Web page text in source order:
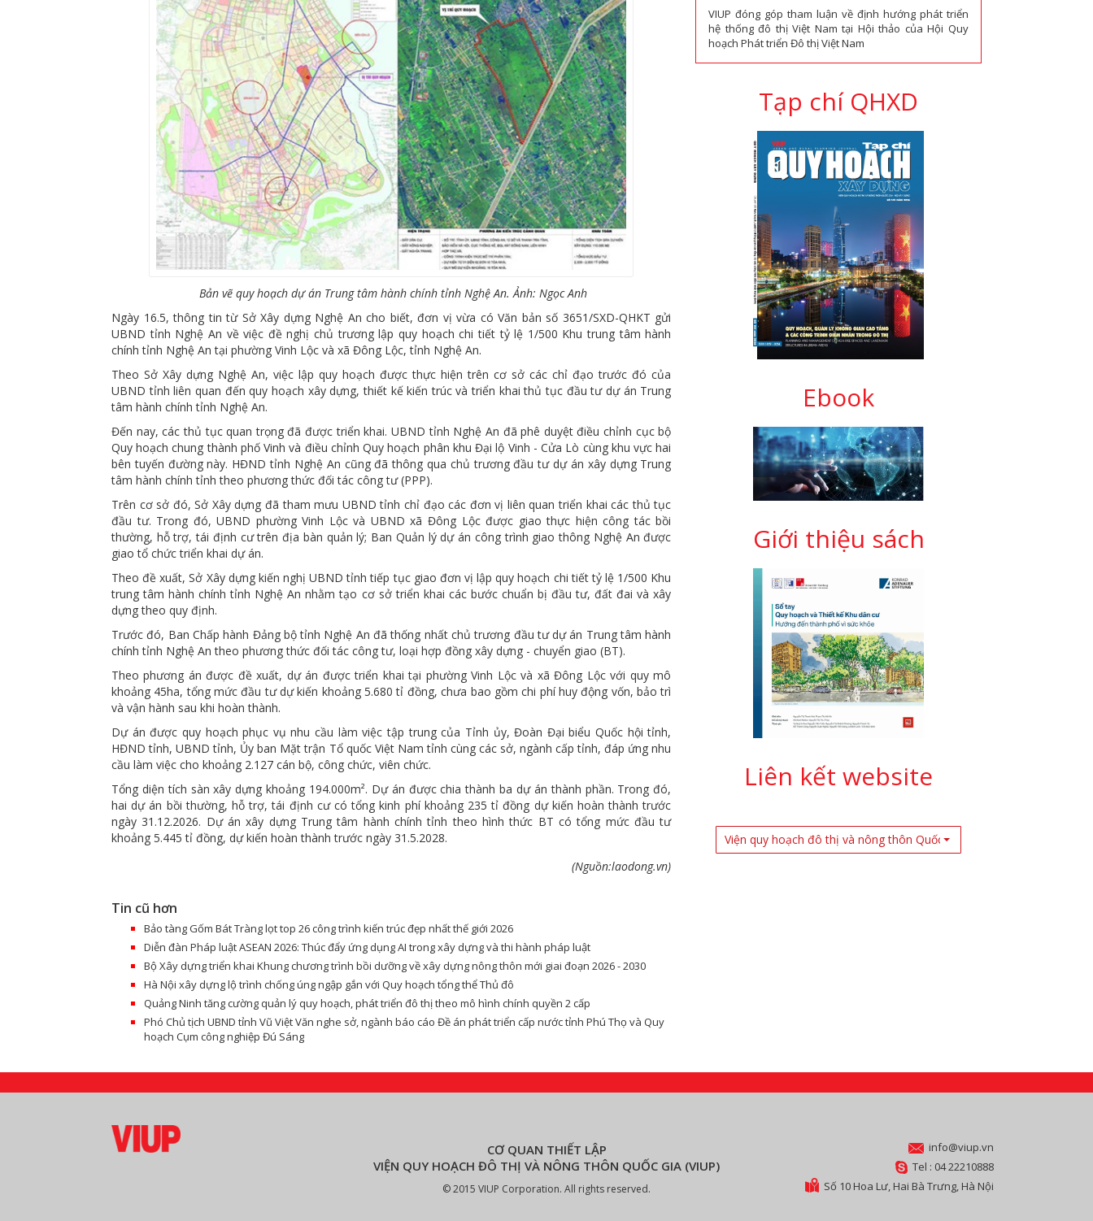
Bản vẽ quy hoạch dự án Trung tâm hành chính tỉnh Nghệ An. Ảnh: Ngọc Anh
Ngày 16.5, thông tin từ Sở Xây dựng Nghệ An cho biết, đơn vị vừa có Văn bản số 3651/SXD-QHKT gửi
UBND tỉnh Nghệ An về việc đề nghị chủ trương lập quy hoạch chi tiết tỷ lệ 1/500 Khu trung tâm hành
chính tỉnh Nghệ An tại phường Vinh Lộc và xã Đông Lộc, tỉnh Nghệ An.
Theo Sở Xây dựng Nghệ An, việc lập quy hoạch được thực hiện trên cơ sở các chỉ đạo trước đó của
UBND tỉnh liên quan đến quy hoạch xây dựng, thiết kế kiến trúc và triển khai thủ tục đầu tư dự án Trung
tâm hành chính tỉnh Nghệ An.
Đến nay, các thủ tục quan trọng đã được triển khai. UBND tỉnh Nghệ An đã phê duyệt điều chỉnh cục bộ
Quy hoạch chung thành phố Vinh và điều chỉnh Quy hoạch phân khu Đại lộ Vinh - Cửa Lò cùng khu vực hai
bên tuyến đường này. HĐND tỉnh Nghệ An cũng đã thông qua chủ trương đầu tư dự án xây dựng Trung
tâm hành chính tỉnh theo phương thức đối tác công tư (PPP).
Trên cơ sở đó, Sở Xây dựng đã tham mưu UBND tỉnh chỉ đạo các đơn vị liên quan triển khai các thủ tục
đầu tư. Trong đó, UBND phường Vinh Lộc và UBND xã Đông Lộc được giao thực hiện công tác bồi
thường, hỗ trợ, tái định cư trên địa bàn quản lý; Ban Quản lý dự án công trình giao thông Nghệ An được
giao tổ chức triển khai dự án.
Theo đề xuất, Sở Xây dựng kiến nghị UBND tỉnh tiếp tục giao đơn vị lập quy hoạch chi tiết tỷ lệ 1/500 Khu
trung tâm hành chính tỉnh Nghệ An nhằm tạo cơ sở triển khai các bước chuẩn bị đầu tư, đất đai và xây
dựng theo quy định.
Trước đó, Ban Chấp hành Đảng bộ tỉnh Nghệ An đã thống nhất chủ trương đầu tư dự án Trung tâm hành
chính tỉnh Nghệ An theo phương thức đối tác công tư, loại hợp đồng xây dựng - chuyển giao (BT).
Theo phương án được đề xuất, dự án được triển khai tại phường Vinh Lộc và xã Đông Lộc với quy mô
khoảng 45ha, tổng mức đầu tư dự kiến khoảng 5.680 tỉ đồng, chưa bao gồm chi phí huy động vốn, bảo trì
và vận hành sau khi hoàn thành.
Dự án được quy hoạch phục vụ nhu cầu làm việc tập trung của Tỉnh ủy, Đoàn Đại biểu Quốc hội tỉnh,
HĐND tỉnh, UBND tỉnh, Ủy ban Mặt trận Tổ quốc Việt Nam tỉnh cùng các sở, ngành cấp tỉnh, đáp ứng nhu
cầu làm việc cho khoảng 2.127 cán bộ, công chức, viên chức.
Tổng diện tích sàn xây dựng khoảng 194.000m². Dự án được chia thành ba dự án thành phần. Trong đó,
hai dự án bồi thường, hỗ trợ, tái định cư có tổng kinh phí khoảng 235 tỉ đồng dự kiến hoàn thành trước
ngày 31.12.2026. Dự án xây dựng Trung tâm hành chính tỉnh theo hình thức BT có tổng mức đầu tư
khoảng 5.445 tỉ đồng, dự kiến hoàn thành trước ngày 31.5.2028.
(Nguồn:laodong.vn)
Tin cũ hơn
Bảo tàng Gốm Bát Tràng lọt top 26 công trình kiến trúc đẹp nhất thế giới 2026
Diễn đàn Pháp luật ASEAN 2026: Thúc đẩy ứng dụng AI trong xây dựng và thi hành pháp luật
Bộ Xây dựng triển khai Khung chương trình bồi dưỡng về xây dựng nông thôn mới giai đoạn 2026 - 2030
Hà Nội xây dựng lộ trình chống úng ngập gắn với Quy hoạch tổng thể Thủ đô
Quảng Ninh tăng cường quản lý quy hoạch, phát triển đô thị theo mô hình chính quyền 2 cấp
Phó Chủ tịch UBND tỉnh Vũ Việt Văn nghe sở, ngành báo cáo Đề án phát triển cấp nước tỉnh Phú Thọ và Quy
hoạch Cụm công nghiệp Đú Sáng
VIUP đóng góp tham luận về định hướng phát triển
hệ thống đô thị Việt Nam tại Hội thảo của Hội Quy
hoạch Phát triển Đô thị Việt Nam
Tạp chí QHXD
Ebook
Giới thiệu sách
Liên kết website
Viện quy hoạch đô thị và nông thôn Quốc Gia
info@viup.vn
Tel : 04 22210888
Số 10 Hoa Lư, Hai Bà Trưng, Hà Nội
CƠ QUAN THIẾT LẬP
VIỆN QUY HOẠCH ĐÔ THỊ VÀ NÔNG THÔN QUỐC GIA (VIUP)
© 2015 VIUP Corporation. All rights reserved.